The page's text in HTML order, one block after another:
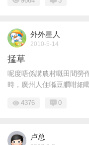
外外星人
2010-5-14
掹草
呢度唔係講農村嘅田間勞
時，廣州人住喺豆膶咁細嘅
4376 0
卢总